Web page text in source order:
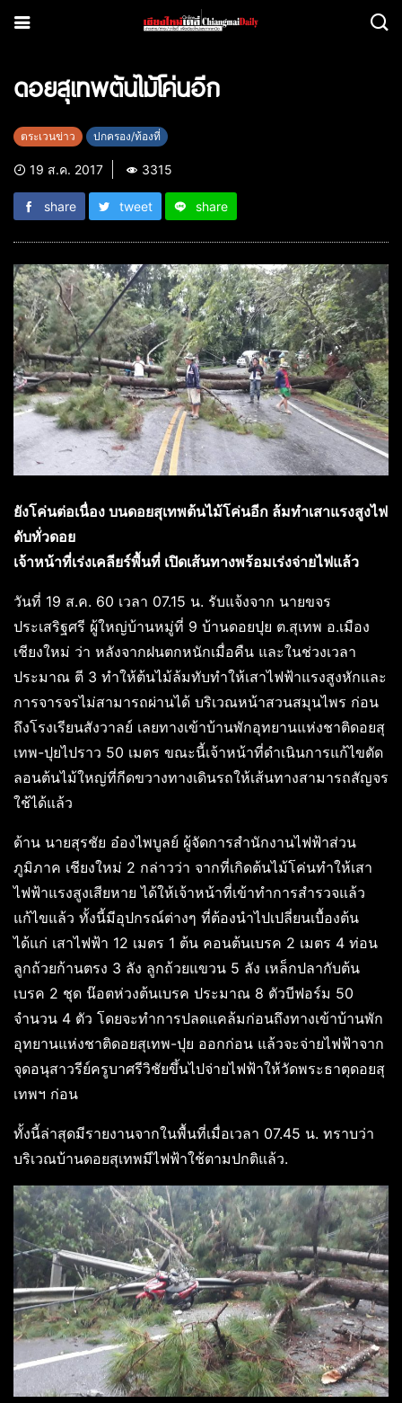
ดอยสุเทพต้นไม้โค่นอีก
ตระเวนข่าว ปกครอง/ท้องที่
19 ส.ค. 2017 3315
share tweet share
ยังโค่นต่อเนื่อง บนดอยสุเทพต้นไม้โค่นอีก ล้มทำเสาแรงสูงไฟ
ดับทั่วดอย
เจ้าหน้าที่เร่งเคลียร์พื้นที่ เปิดเส้นทางพร้อมเร่งจ่ายไฟแล้ว
วันที่ 19 ส.ค. 60 เวลา 07.15 น. รับแจ้งจาก นายขจร
ประเสริฐศรี ผู้ใหญ่บ้านหมู่ที่ 9 บ้านดอยปุย ต.สุเทพ อ.เมือง
เชียงใหม่ ว่า หลังจากฝนตกหนักเมื่อคืน และในช่วงเวลา
ประมาณ ตี 3 ทำให้ต้นไม้ล้มทับทำให้เสาไฟฟ้าแรงสูงหักและ
การจารจรไม่สามารถผ่านได้ บริเวณหน้าสวนสมุนไพร ก่อน
ถึงโรงเรียนสังวาลย์ เลยทางเข้าบ้านพักอุทยานแห่งชาติดอยสุ
เทพ-ปุยไปราว 50 เมตร ขณะนี้เจ้าหน้าที่ดำเนินการแก้ไขตัด
ลอนต้นไม้ใหญ่ที่กีดขวางทางเดินรถให้เส้นทางสามารถสัญจร
ใช้ได้แล้ว
ด้าน นายสุรชัย อ๋องไพบูลย์ ผู้จัดการสำนักงานไฟฟ้าส่วน
ภูมิภาค เชียงใหม่ 2 กล่าวว่า จากที่เกิดต้นไม้โค่นทำให้เสา
ไฟฟ้าแรงสูงเสียหาย ได้ให้เจ้าหน้าที่เข้าทำการสำรวจแล้ว
แก้ไขแล้ว ทั้งนี้มีอุปกรณ์ต่างๆ ที่ต้องนำไปเปลี่ยนเบื้องต้น
ได้แก่ เสาไฟฟ้า 12 เมตร 1 ต้น คอนต้นเบรค 2 เมตร 4 ท่อน
ลูกถ้วยก้านตรง 3 ลัง ลูกถ้วยแขวน 5 ลัง เหล็กปลากับต้น
เบรค 2 ชุด น๊อตห่วงต้นเบรค ประมาณ 8 ตัวบีฟอร์ม 50
จำนวน 4 ตัว โดยจะทำการปลดแคล้มก่อนถึงทางเข้าบ้านพัก
อุทยานแห่งชาติดอยสุเทพ-ปุย ออกก่อน แล้วจะจ่ายไฟฟ้าจาก
จุดอนุสาวรีย์ครูบาศรีวิชัยขึ้นไปจ่ายไฟฟ้าให้วัดพระธาตุดอยสุ
เทพฯ ก่อน
ทั้งนี้ล่าสุดมีรายงานจากในพื้นที่เมื่อเวลา 07.45 น. ทราบว่า
บริเวณบ้านดอยสุเทพมีไฟฟ้าใช้ตามปกติแล้ว.